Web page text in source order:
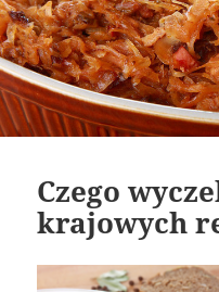
Czego
krajowych